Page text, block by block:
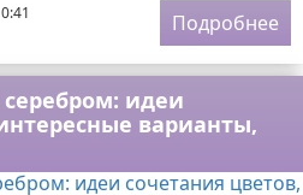
Подробнее
идеи
варианты,